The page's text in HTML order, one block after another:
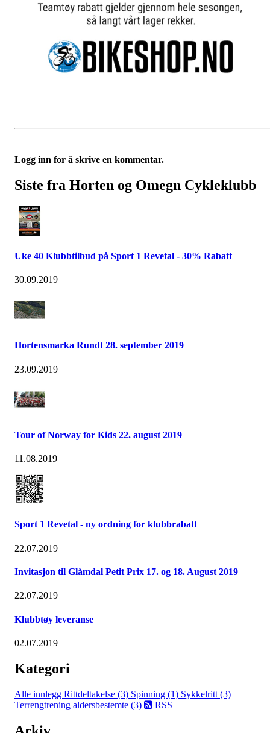
Logg inn for å skrive en kommentar.
Siste fra Horten og Omegn Cykleklubb
Uke 40 Klubbtilbud på Sport 1 Revetal - 30% Rabatt
30.09.2019
Hortensmarka Rundt 28. september 2019
23.09.2019
Tour of Norway for Kids 22. august 2019
11.08.2019
Sport 1 Revetal - ny ordning for klubbrabatt
22.07.2019
Invitasjon til Glåmdal Petit Prix 17. og 18. August 2019
22.07.2019
Klubbtøy leveranse
02.07.2019
Kategori
Alle innlegg Rittdeltakelse (3) Spinning (1) Sykkelritt (3)
Terrengtrening aldersbestemte (3)
RSS